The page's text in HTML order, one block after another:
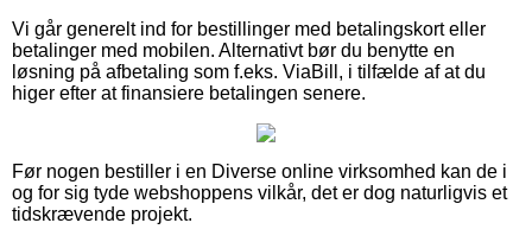
Vi går generelt ind for bestillinger med betalingskort eller
betalinger med mobilen. Alternativt bør du benytte en
løsning på afbetaling som f.eks. ViaBill, i tilfælde af at du
higer efter at finansiere betalingen senere.
Før nogen bestiller i en Diverse online virksomhed kan de i
og for sig tyde webshoppens vilkår, det er dog naturligvis et
tidskrævende projekt.